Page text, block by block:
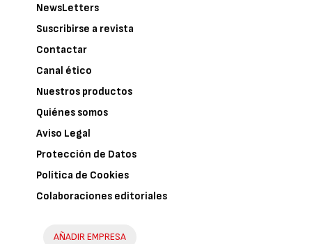
NewsLetters
Suscribirse a revista
Contactar
Canal ético
Nuestros productos
Quiénes somos
Aviso Legal
Protección de Datos
Política de Cookies
Colaboraciones editoriales
AÑADIR EMPRESA